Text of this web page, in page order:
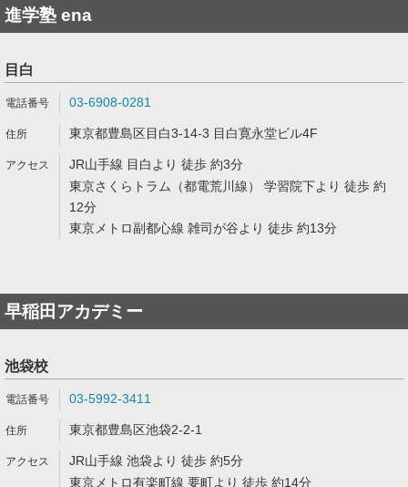
進学塾 ena
目白
03-6908-0281
東京都豊島区目白3-14-3 目白寛永堂ビル4F
JR山手線 目白より 徒歩 約3分
東京さくらトラム（都電荒川線） 学習院下より 徒歩 約
12分
東京メトロ副都心線 雑司が谷より 徒歩 約13分
早稲田アカデミー
池袋校
03-5992-3411
東京都豊島区池袋2-2-1
JR山手線 池袋より 徒歩 約5分
東京メトロ有楽町線 要町より 徒歩 約14分